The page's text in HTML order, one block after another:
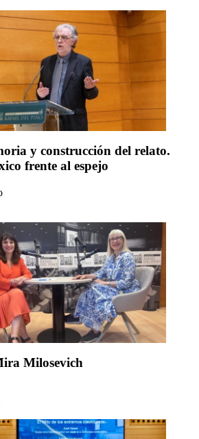
y construcción del relato.
frente al espejo
Milosevich